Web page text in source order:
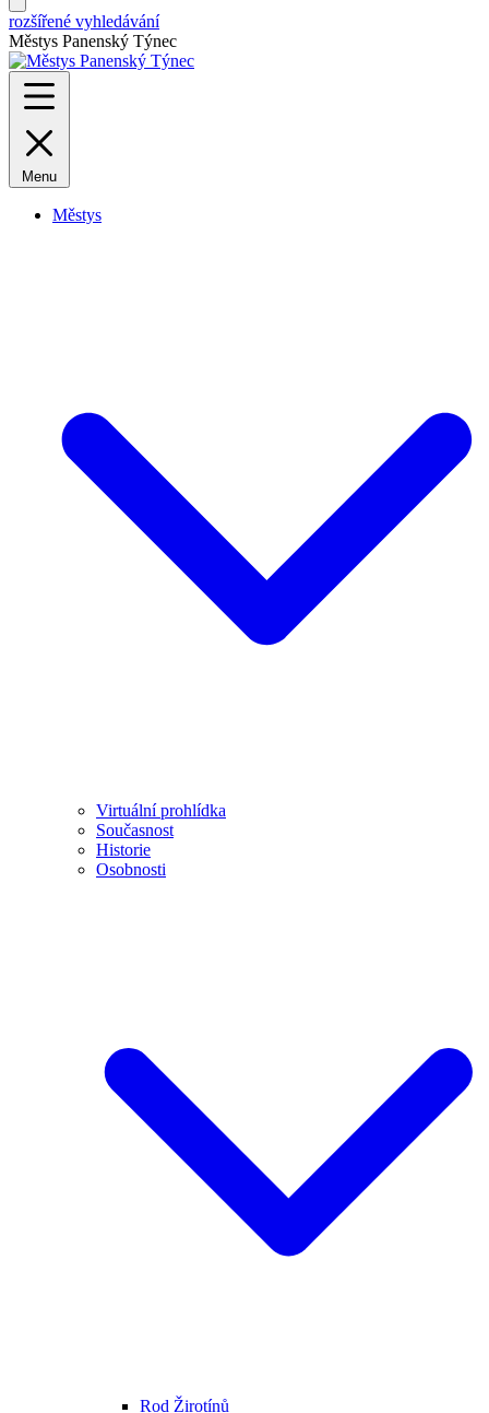
rozšířené vyhledávání
Městys Panenský Týnec
Menu
Městys
Virtuální prohlídka
Současnost
Historie
Osobnosti
Rod Žirotínů